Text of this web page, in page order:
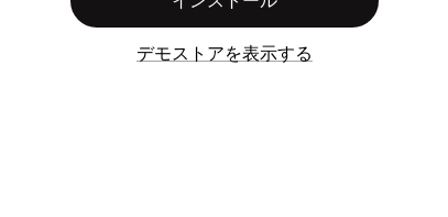
デモストアを表示する